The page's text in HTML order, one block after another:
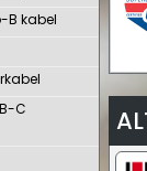
B kabel
C